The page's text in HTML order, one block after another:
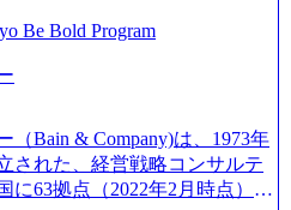
事前に適性検査をご受検いた
経験やスキル、そして適性や
ク株式会社の雇用となりま
出向いての作業も発生しま
アプリケーション、SaaS系
studies/communications-media/so
庁DXの先進事例を実現 (http
ス） カルビー：SAP HANAの
www.accenture.com/jp-ja/ca
calbee)（消費財・サービ
ては日本市場No.1を誇り、全
している また、日本国内企業
・業種でのプロジェクト実績
独自の方法論やテンプレート
お客様に最適なSAPコンサル
storage.googleapis.com/our
Be Bold Program
Bain & Company)は、1973年
された、経営戦略コンサルテ
に63拠点（2022年2月時点）、